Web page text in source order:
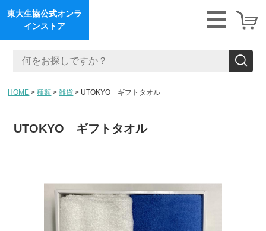
東大生協公式オンラ
インストア
HOME 種類 雑貨 UTOKYO ギフトタオル
UTOKYO ギフトタオル